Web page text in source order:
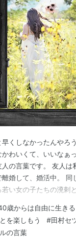
早くしなかったんやろ
わいくて、いいなぁ
の言葉です。 友人は
婚して、婚活中。 同
い女の子たちの溌剌
口か・・・？ 確かに
私も怖気づきました
ない」と。 高校時代
歳からは自由に生きる
を楽しもう #田村セ
の言葉